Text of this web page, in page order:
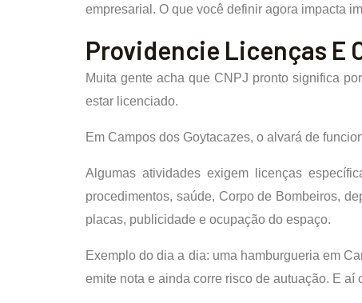
empresarial. O que você definir agora impacta
Providencie Licenças E
Muita gente acha que CNPJ pronto significa
estar licenciado.
Em Campos dos Goytacazes, o alvará de
Algumas atividades exigem licenças
procedimentos, saúde, Corpo de Bombeiros,
placas, publicidade e ocupação do espaço.
Exemplo do dia a dia: uma hamburgueria em
emite nota e ainda corre risco de autuação. E